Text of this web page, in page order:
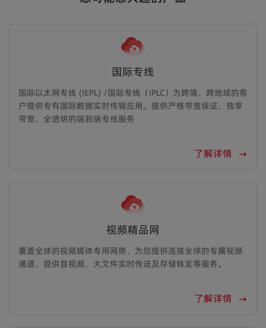
国际专线
国际以太网专线 (IEPL) /国际专线（IPLC）为跨境、跨地域的客
户提供专有国际数据实时传输应用。提供严格带宽保证、独享
带宽、全透明的端到端专线服务
了解详情
视频精品网
覆盖全球的视频媒体专用网络，为您提供连接全球的专属视频
通道，提供音视频、大文件实时传送及存储转发等服务。
了解详情